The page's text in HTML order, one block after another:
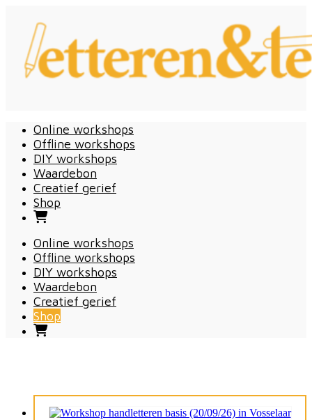
Online workshops
Offline workshops
DIY workshops
Waardebon
Creatief gerief
Shop
Online workshops
Offline workshops
DIY workshops
Waardebon
Creatief gerief
Shop